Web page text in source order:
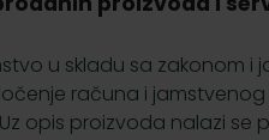
u skladu sa zakonom
računa i
opis proizvoda nalazi